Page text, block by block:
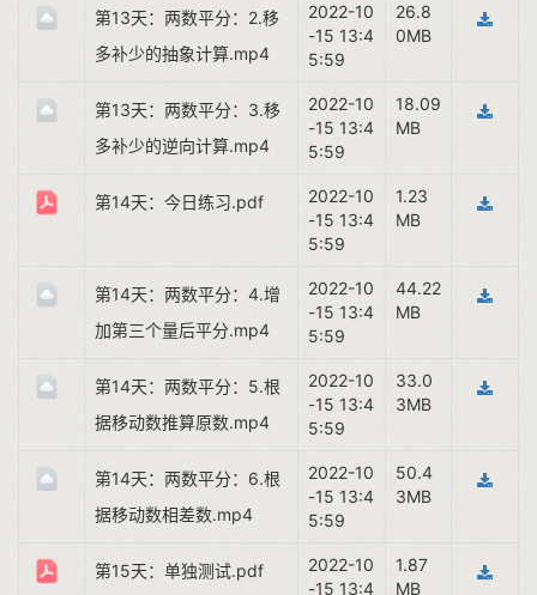
第13天：两数平分：2.移
多补少的抽象计算.mp4
2022-10
-15 13:4
5:59
26.8
0MB
第13天：两数平分：3.移
多补少的逆向计算.mp4
2022-10
-15 13:4
5:59
18.09
MB
第14天：今日练习.pdf
2022-10
-15 13:4
5:59
1.23
MB
第14天：两数平分：4.增
加第三个量后平分.mp4
2022-10
-15 13:4
5:59
44.22
MB
第14天：两数平分：5.根
据移动数推算原数.mp4
2022-10
-15 13:4
5:59
33.0
3MB
第14天：两数平分：6.根
据移动数相差数.mp4
2022-10
-15 13:4
5:59
50.4
3MB
第15天：单独测试.pdf
2022-10
-15 13:4
1.87
MB